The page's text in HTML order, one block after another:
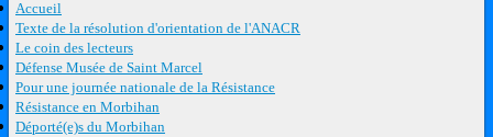
Accueil
Texte de la résolution d'orientation de l'ANACR
Le coin des lecteurs
Défense Musée de Saint Marcel
Pour une journée nationale de la Résistance
Résistance en Morbihan
Déporté(e)s du Morbihan